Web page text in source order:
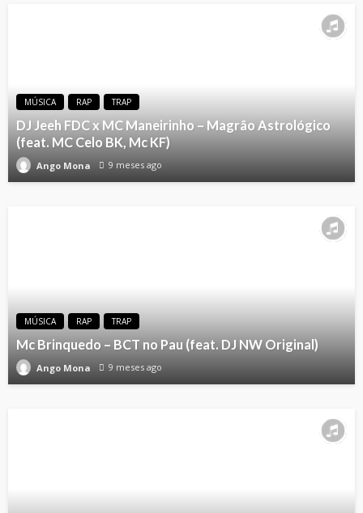
MÚSICA RAP TRAP
DJ Jeeh FDC x MC Maneirinho – Magrão Astrológico
(feat. MC Celo BK, Mc KF)
Ango Mona 9 meses ago
MÚSICA RAP TRAP
Mc Brinquedo – BCT no Pau (feat. DJ NW Original)
Ango Mona 9 meses ago